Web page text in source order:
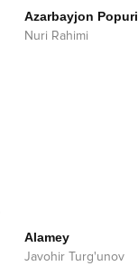
Azarbayjon Popuri
Nuri Rahimi
Alamey
Javohir Turg'unov